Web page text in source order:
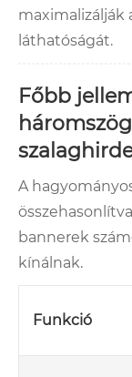
maximalizálják
láthatóságát.
Főbb
A
bannerek
kínálnak.
Funkció